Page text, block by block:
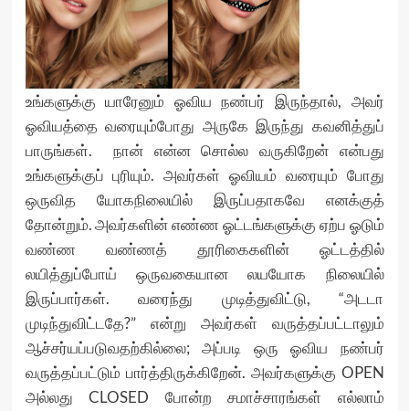
உங்களுக்கு யாரேனும் ஓவிய நண்பர் இருந்தால், அவர்
ஓவியத்தை வரையும்போது அருகே இருந்து கவனித்துப்
பாருங்கள். நான் என்ன சொல்ல வருகிறேன் என்பது
உங்களுக்குப் புரியும். அவர்கள் ஓவியம் வரையும் போது
ஒருவித யோகநிலையில் இருப்பதாகவே எனக்குத்
தோன்றும். அவர்களின் எண்ண ஓட்டங்களுக்கு ஏற்ப ஓடும்
வண்ண வண்ணத் தூரிகைகளின் ஓட்டத்தில்
லயித்துப்போய் ஒருவகையான லயயோக நிலையில்
இருப்பார்கள். வரைந்து முடித்துவிட்டு, “அடடா
முடிந்துவிட்டதே?” என்று அவர்கள் வருத்தப்பட்டாலும்
ஆச்சர்யப்படுவதற்கில்லை; அப்படி ஒரு ஓவிய நண்பர்
வருத்தப்பட்டும் பார்த்திருக்கிறேன். அவர்களுக்கு OPEN
அல்லது CLOSED போன்ற சமாச்சாரங்கள் எல்லாம்